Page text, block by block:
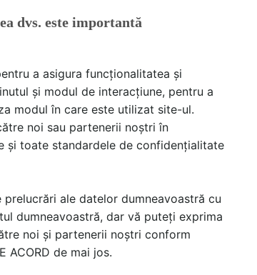
insulei de bucatarie. De exemplu,
si caracter, in timp ce blatul din travertin
nuante creeaza echilibrul perfect intre
pentru insula de bucatarie. Manerele,
Pentru un contrast evident, se pot alege
frumos textura blaturilor din travertin. In
adauga un aspect sofisticat si caldura
dvs. este importantă
a asigura funcționalitatea și
și modul de interacțiune, pentru a
modul în care este utilizat site-ul.
noi sau partenerii noștri în
și toate standardele de confidențialitate
ale datelor dumneavoastră cu
dumneavoastră, dar vă puteți exprima
noi și partenerii noștri conform
ACORD de mai jos.